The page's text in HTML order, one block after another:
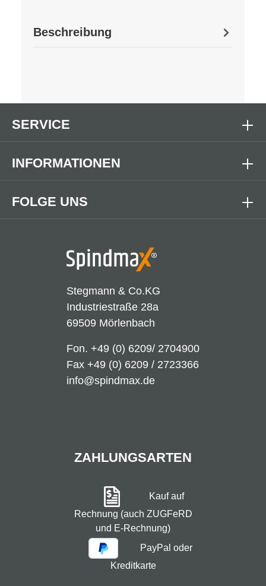
Beschreibung
Stegmann & Co.KG
Industriestraße 28a
69509 Mörlenbach
Fon. +49 (0) 6209/ 2704900
Fax +49 (0) 6209 / 2723366
info@spindmax.de
FOLGE UNS
SERVICE
INFORMATIONEN
ZAHLUNGSARTEN
Kauf auf
Rechnung (auch ZUGFeRD
und E-Rechnung)
PayPal oder
Kreditkarte